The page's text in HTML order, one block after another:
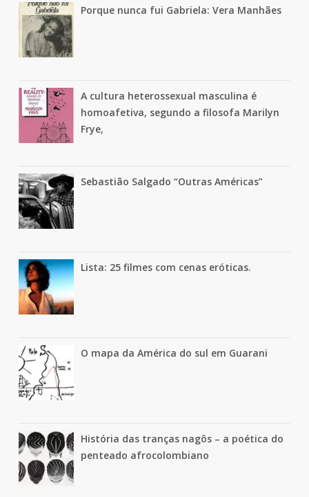
Porque nunca fui Gabriela: Vera Manhães
A cultura heterossexual masculina é
homoafetiva, segundo a filosofa Marilyn
Frye,
Sebastião Salgado “Outras Américas”
Lista: 25 filmes com cenas eróticas.
O mapa da América do sul em Guarani
História das tranças nagôs – a poética do
penteado afrocolombiano